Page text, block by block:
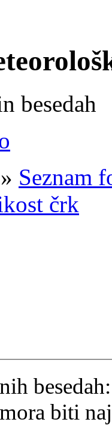
besedah
» Seznam
črk
besedah:
biti